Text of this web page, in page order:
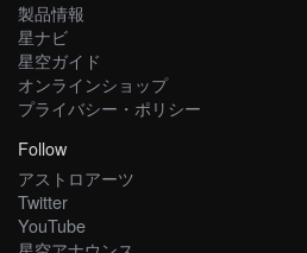
製品情報
星ナビ
星空ガイド
オンラインショップ
プライバシー・ポリシー
Follow
アストロアーツ
Twitter
YouTube